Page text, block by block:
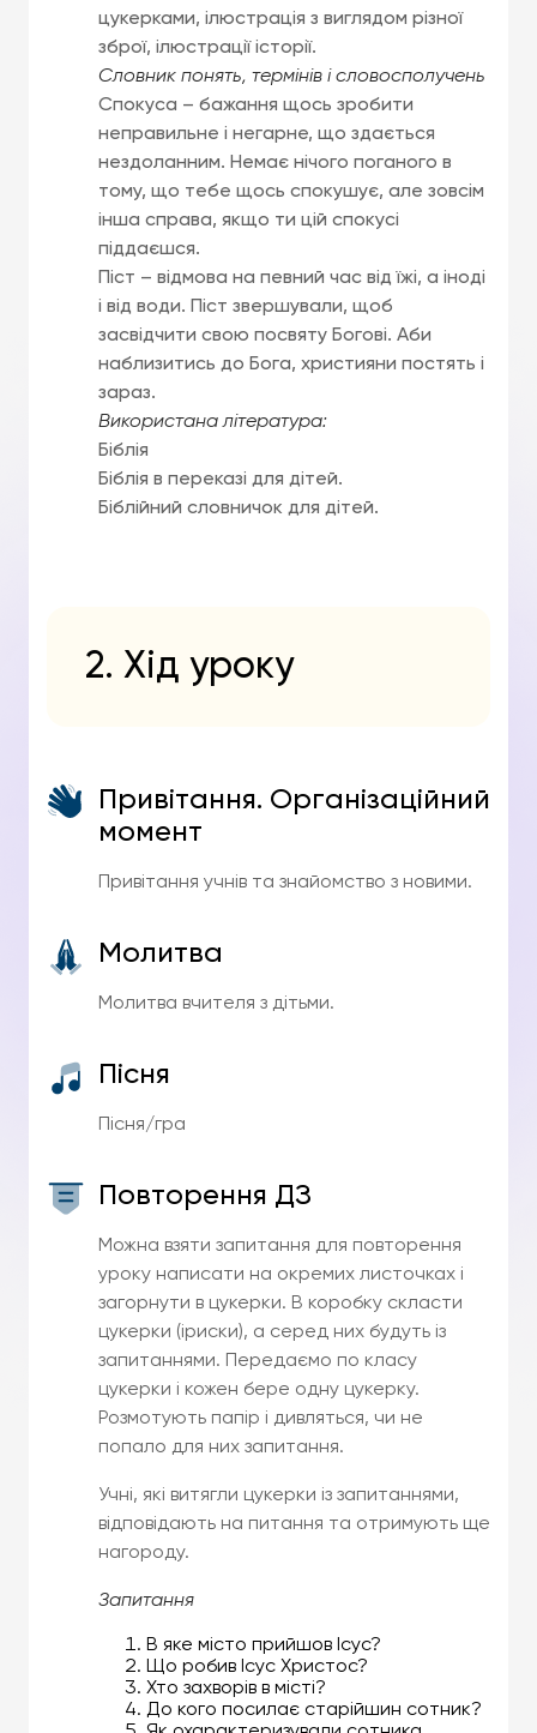
цукерками, ілюстрація з виглядом різної
зброї, ілюстрації історії.
Словник понять, термінів і словосполучень
Спокуса – бажання щось зробити
неправильне і негарне, що здається
нездоланним. Немає нічого поганого в
тому, що тебе щось спокушує, але зовсім
інша справа, якщо ти цій спокусі
піддаєшся.
Піст – відмова на певний час від їжі, а іноді
і від води. Піст звершували, щоб
засвідчити свою посвяту Богові. Аби
наблизитись до Бога, християни постять і
зараз.
Використана література:
Біблія
Біблія в переказі для дітей.
Біблійний словничок для дітей.
2. Хід уроку
Привітання. Організаційний
момент
Привітання учнів та знайомство з новими.
Молитва
Молитва вчителя з дітьми.
Пісня
Пісня/гра
Повторення ДЗ
Можна взяти запитання для повторення
уроку написати на окремих листочках і
загорнути в цукерки. В коробку скласти
цукерки (іриски), а серед них будуть із
запитаннями. Передаємо по класу
цукерки і кожен бере одну цукерку.
Розмотують папір і дивляться, чи не
попало для них запитання.
Учні, які витягли цукерки із запитаннями,
відповідають на питання та отримують ще
нагороду.
Запитання
В яке місто прийшов Ісус?
Що робив Ісус Христос?
Хто захворів в місті?
До кого посилає старійшин сотник?